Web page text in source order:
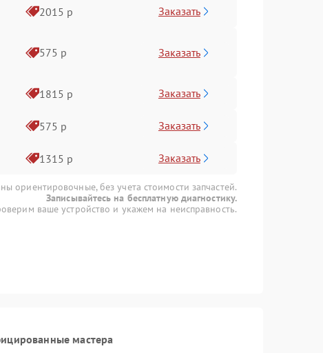
2015 р Заказать
575 р Заказать
1815 р Заказать
575 р Заказать
1315 р Заказать
ориентировочные, без учета стоимости запчастей.
Записывайтесь на бесплатную диагностику.
ваше устройство и укажем на неисправность.
мастера